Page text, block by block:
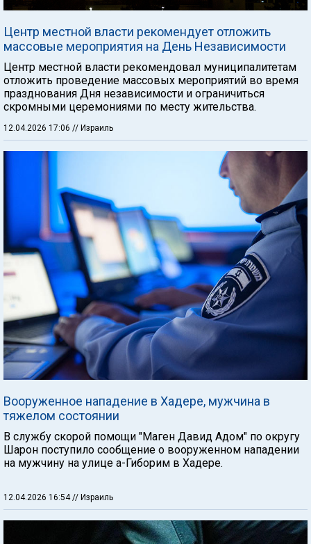
Центр местной власти рекомендует отложить
массовые мероприятия на День Независимости
Центр местной власти рекомендовал муниципалитетам
отложить проведение массовых мероприятий во время
празднования Дня независимости и ограничиться
скромными церемониями по месту жительства.
12.04.2026 17:06 // Израиль
Вооруженное нападение в Хадере, мужчина в
тяжелом состоянии
В службу скорой помощи "Маген Давид Адом" по округу
Шарон поступило сообщение о вооруженном нападении
на мужчину на улице а-Гиборим в Хадере.
12.04.2026 16:54 // Израиль